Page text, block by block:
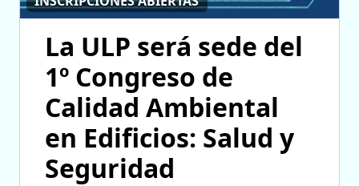
La ULP será sede del
1º Congreso de
Calidad Ambiental
en Edificios: Salud y
Seguridad